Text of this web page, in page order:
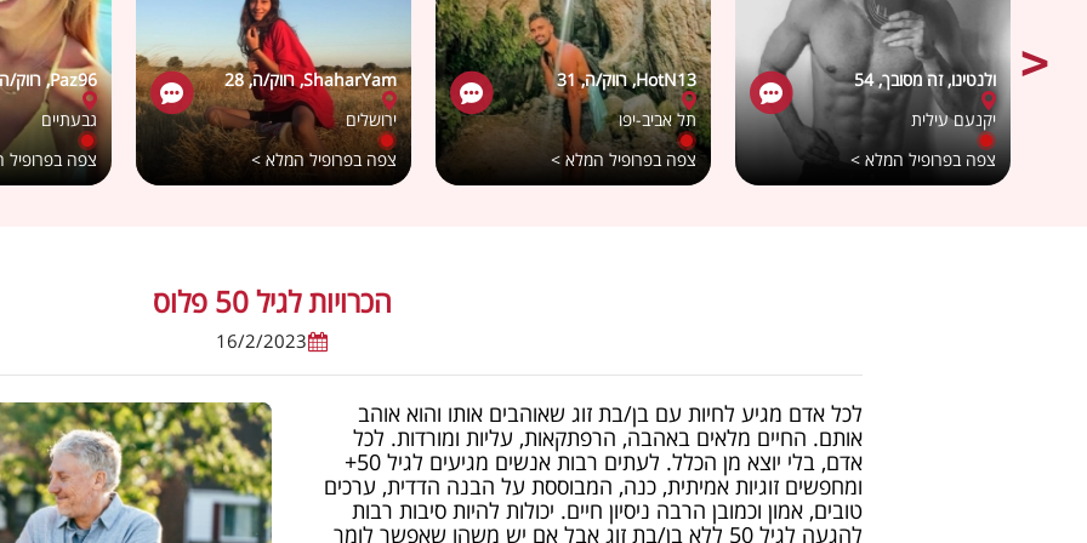
Paz96, רווק/ה, 30
גבעתיים
צפה בפרופיל
ShaharYam, רווק/ה, 28
ירושלים
צפה בפרופיל המלא >
HotN13, רווק/ה, 31
תל אביב-יפו
צפה בפרופיל המלא >
ולנטינו, זה מסובך, 54
יקנעם עילית
צפה בפרופיל המלא >
הכרויות לגיל 50 פלוס
16/2/2023
לכל אדם מגיע לחיות עם בן/בת זוג שאוהבים אותו והוא אוהב
אותם. החיים מלאים באהבה, הרפתקאות, עליות ומורדות. לכל
אדם, בלי יוצא מן הכלל. לעתים רבות אנשים מגיעים לגיל 50+
ומחפשים זוגיות אמיתית, כנה, המבוססת על הבנה הדדית, ערכים
טובים, אמון וכמובן הרבה ניסיון חיים. יכולות להיות סיבות רבות
להגעה לגיל 50 ללא בן/בת זוג אבל אם יש משהו שאפשר לומר